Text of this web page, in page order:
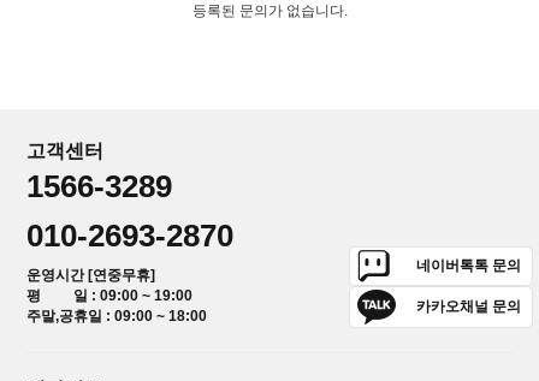
등록된 문의가 없습니다.
고객센터
1566-3289
010-2693-2870
운영시간 [연중무휴]
평 일 : 09:00 ~ 19:00
주말,공휴일 : 09:00 ~ 18:00
네이버톡톡 문의
카카오채널 문의